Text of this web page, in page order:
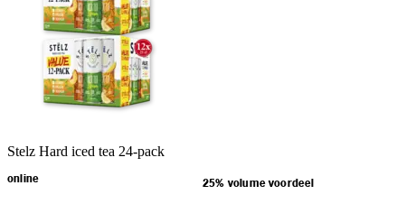
Stelz Hard iced tea 24-pack
online 25% volume voordeel